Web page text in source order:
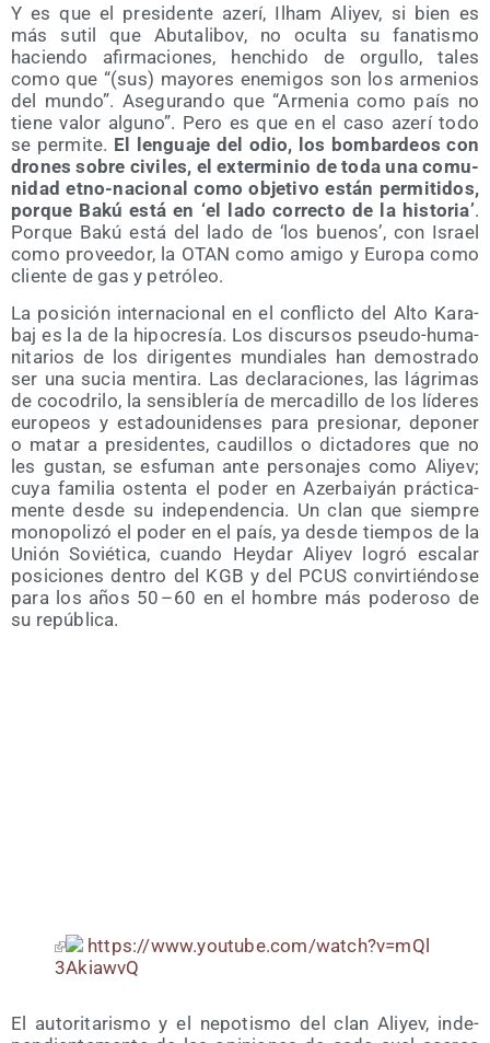
Y es que el pre­si­den­te aze­rí, Ilham Ali­yev, si bien es
más sutil que Abu­ta­li­bov, no ocul­ta su fana­tis­mo
hacien­do afir­ma­cio­nes, hen­chi­do de orgu­llo, tales
como que “(sus) mayo­res enemi­gos son los arme­nios
del mun­do”. Ase­gu­ran­do que “Arme­nia como país no
tie­ne valor alguno”. Pero es que en el caso aze­rí todo
se per­mi­te. El len­gua­je del odio, los bom­bar­deos con
dro­nes sobre civi­les, el exter­mi­nio de toda una comu­
ni­dad etno-nacio­nal como obje­ti­vo están per­mi­ti­dos,
por­que Bakú está en ‘el lado correc­to de la his­to­ria’.
Por­que Bakú está del lado de ‘los bue­nos’, con Israel
como pro­vee­dor, la OTAN como ami­go y Euro­pa como
clien­te de gas y petróleo.
La posi­ción inter­na­cio­nal en el con­flic­to del Alto Kara­
baj es la de la hipo­cre­sía. Los dis­cur­sos pseu­do-huma­
ni­ta­rios de los diri­gen­tes mun­dia­les han demos­tra­do
ser una sucia men­ti­ra. Las decla­ra­cio­nes, las lágri­mas
de coco­dri­lo, la sen­si­ble­ría de mer­ca­di­llo de los líde­res
euro­peos y esta­dou­ni­den­ses para pre­sio­nar, depo­ner
o matar a pre­si­den­tes, cau­di­llos o dic­ta­do­res que no
les gus­tan, se esfu­man ante per­so­na­jes como Ali­yev;
cuya fami­lia osten­ta el poder en Azer­bai­yán prác­ti­ca­
men­te des­de su inde­pen­den­cia. Un clan que siem­pre
mono­po­li­zó el poder en el país, ya des­de tiem­pos de la
Unión Sovié­ti­ca, cuan­do Hey­dar Ali­yev logró esca­lar
posi­cio­nes den­tro del KGB y del PCUS con­vir­tién­do­se
para los años 50 – 60 en el hom­bre más pode­ro­so de
su república.
https://​www​.you​tu​be​.com/​w​a​t​c​h​?​v​=​m​Q​l​
3​A​k​i​a​wvQ
El auto­ri­ta­ris­mo y el nepo­tis­mo del clan Ali­yev, inde­